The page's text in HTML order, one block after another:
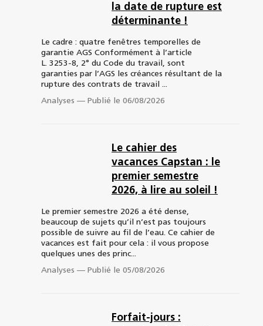
la date de rupture est
déterminante !
Le cadre : quatre fenêtres temporelles de
garantie AGS Conformément à l’article
L. 3253-8, 2° du Code du travail, sont
garanties par l’AGS les créances résultant de la
rupture des contrats de travail ...
Analyses — Publié le 06/08/2026
Le cahier des
vacances Capstan : le
premier semestre
2026, à lire au soleil !
Le premier semestre 2026 a été dense,
beaucoup de sujets qu’il n’est pas toujours
possible de suivre au fil de l’eau. Ce cahier de
vacances est fait pour cela : il vous propose
quelques unes des princ...
Analyses — Publié le 05/08/2026
Forfait-jours :